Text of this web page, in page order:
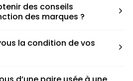
des conseils
des marques ?
que ce soit une taille
correspondant à votre taille
la condition de vos